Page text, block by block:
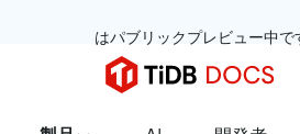
はパブリックプレビュー中